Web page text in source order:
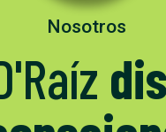
Nosotros